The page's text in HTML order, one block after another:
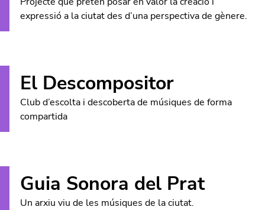
expressió a la ciutat des d’una perspectiva de gènere.
El Descompositor
Club d’escolta i descoberta de músiques de forma
compartida
Guia Sonora del Prat
Un arxiu viu de les músiques de la ciutat.